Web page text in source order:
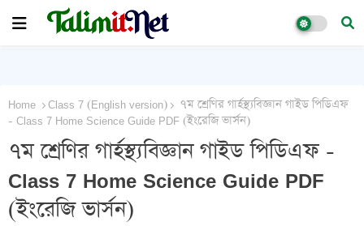
Home Class 7 (English version)
৭ম শ্রেণির গার্হস্থ্যবিজ্ঞান গাইড পিডিএফ
- Class 7 Home Science Guide PDF (ইংরেজি ভার্সন)
৭ম শ্রেণির গার্হস্থ্যবিজ্ঞান গাইড পিডিএফ -
Class 7 Home Science Guide PDF
(ইংরেজি ভার্সন)